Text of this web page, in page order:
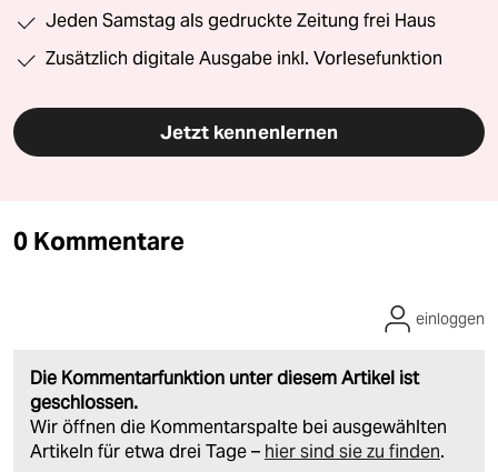
Jeden Samstag als gedruckte Zeitung frei Haus
Zusätzlich digitale Ausgabe inkl. Vorlesefunktion
Jetzt kennenlernen
0 Kommentare
Die Kommentarfunktion unter diesem Artikel ist
geschlossen.
Wir öffnen die Kommentarspalte bei ausgewählten
Artikeln für etwa drei Tage – hier sind sie zu finden.
einloggen